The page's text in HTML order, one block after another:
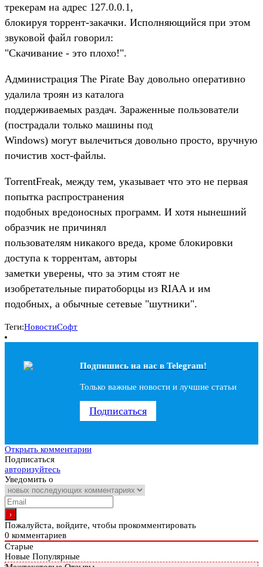
трекерам на адрес 127.0.0.1,
блокируя торрент-закачки. Исполняющийся при этом
звуковой файл говорил:
"Скачивание - это плохо!".
Администрация The Pirate Bay довольно оперативно
удалила троян из каталога
поддерживаемых раздач. Зараженные пользователи
(пострадали только машины под
Windows) могут вылечиться довольно просто, вручную
почистив хост-файлы.
TorrentFreak, между тем, указывает что это не первая
попытка распространения
подобных вредоносных программ. И хотя нынешний
образчик не причинял
пользователям никакого вреда, кроме блокировки
доступа к торрентам, авторы
заметки уверены, что за этим стоят не
изобретательные пиратоборцы из RIAA и им
подобных, а обычные сетевые "шутники".
Теги:НовостиСофт
Подпишись на наc в Telegram!
Только важные новости и лучшие статьи
Подписаться
Открыть комментарии
Подписаться
авторизуйтесь
Уведомить о
Пожалуйста, войдите, чтобы прокомментировать
0 комментариев
Старые
Новые Популярные